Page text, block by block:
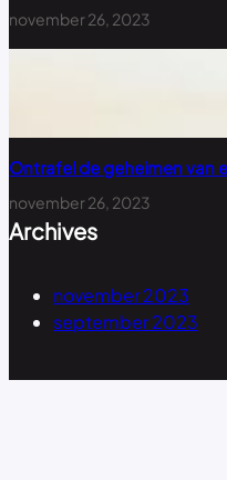
november 26, 2023
Ontrafel de geheimen van
november 26, 2023
Archives
november 2023
september 2023